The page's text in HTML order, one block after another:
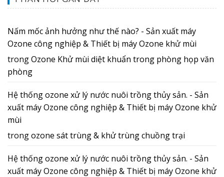
Nấm mốc ảnh hưởng như thế nào? - Sản xuất máy
Ozone công nghiệp & Thiết bị máy Ozone khử mùi
trongOzone Khử mùi diệt khuẩn trong phòng họp văn
phòng
Hệ thống ozone xử lý nước nuôi trồng thủy sản. - Sản
xuất máy Ozone công nghiệp & Thiết bị máy Ozone khử
mùi
trongozone sát trùng & khử trùng chuồng trại
Hệ thống ozone xử lý nước nuôi trồng thủy sản. - Sản
xuất máy Ozone công nghiệp & Thiết bị máy Ozone khử